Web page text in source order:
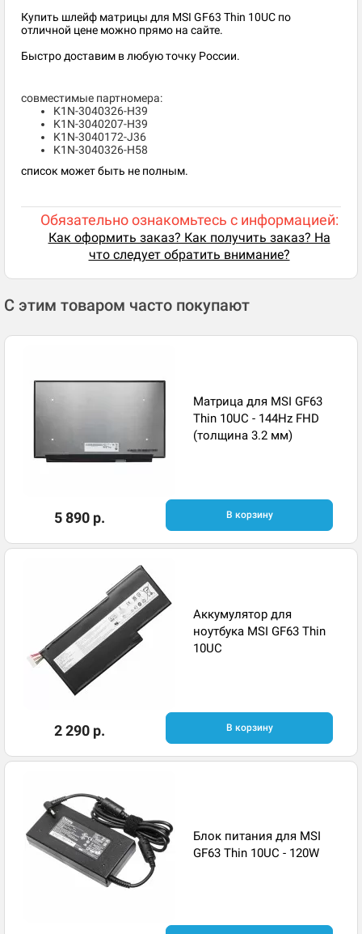
Купить шлейф матрицы для MSI GF63 Thin 10UC по
отличной цене можно прямо на сайте.
Быстро доставим в любую точку России.
совместимые партномера:
K1N-3040326-H39
K1N-3040207-H39
K1N-3040172-J36
K1N-3040326-H58
список может быть не полным.
Обязательно ознакомьтесь с информацией:
Как оформить заказ? Как получить заказ? На
что следует обратить внимание?
С этим товаром часто покупают
Матрица для MSI GF63
Thin 10UC - 144Hz FHD
(толщина 3.2 мм)
5 890 р. В корзину
Аккумулятор для
ноутбука MSI GF63 Thin
10UC
2 290 р. В корзину
Блок питания для MSI
GF63 Thin 10UC - 120W